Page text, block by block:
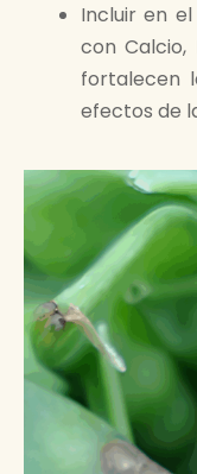
Incluir en
con Calcio,
fortalecen
efectos de